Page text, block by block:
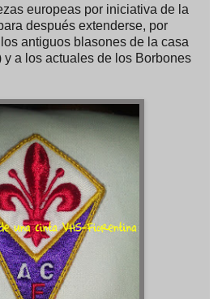
europeas por iniciativa de la
después extenderse, por
antiguos blasones de la casa
y a los actuales de los Borbones